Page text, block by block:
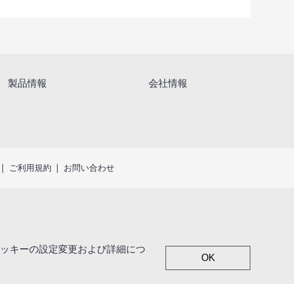
製品情報 会社情報
ご利用規約 お問い合わせ
キーの設定変更および詳細につ
OK